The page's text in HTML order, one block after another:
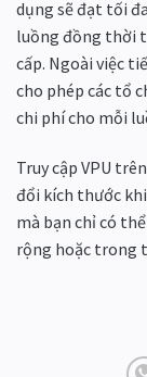
dụng sẽ đạt tối
luồng đồng thời
cấp. Ngoài việc
cho phép các tổ
chi phí cho mỗi
Truy cập VPU
đổi kích thước
mà bạn chỉ có
rộng hoặc trong